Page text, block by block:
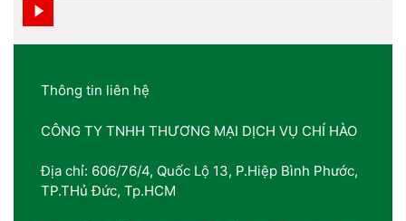
Thông tin liên hệ
CÔNG TY TNHH THƯƠNG MẠI DỊCH VỤ CHÍ HÀO
Địa chỉ: 606/76/4, Quốc Lộ 13, P.Hiệp Bình Phước,
TP.THủ Đức, Tp.HCM